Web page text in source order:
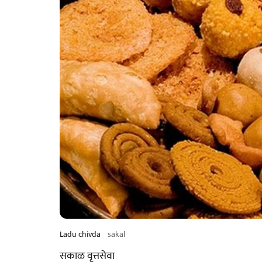
Ladu chivda sakal
सकाळ वृत्तसेवा